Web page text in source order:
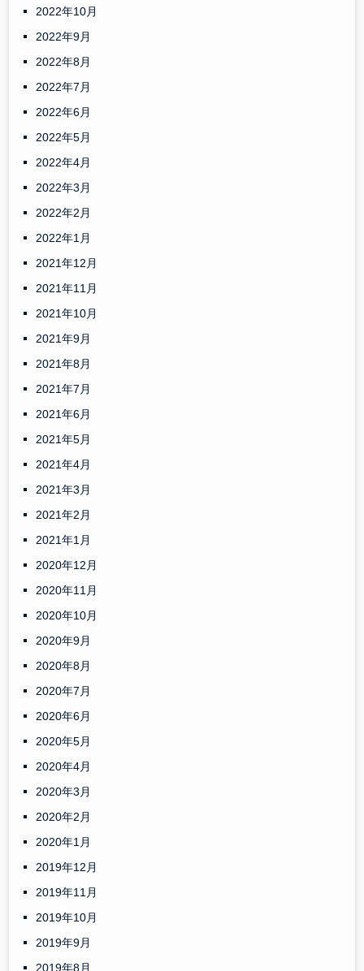
2022年10月
2022年9月
2022年8月
2022年7月
2022年6月
2022年5月
2022年4月
2022年3月
2022年2月
2022年1月
2021年12月
2021年11月
2021年10月
2021年9月
2021年8月
2021年7月
2021年6月
2021年5月
2021年4月
2021年3月
2021年2月
2021年1月
2020年12月
2020年11月
2020年10月
2020年9月
2020年8月
2020年7月
2020年6月
2020年5月
2020年4月
2020年3月
2020年2月
2020年1月
2019年12月
2019年11月
2019年10月
2019年9月
2019年8月